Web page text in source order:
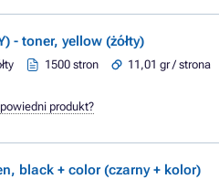
- toner, yellow (żółty)
1500 stron
11,01 gr / strona
produkt?
black + color (czarny + kolor)